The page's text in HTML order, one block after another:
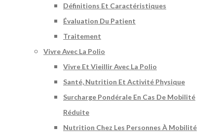
Définitions Et Caractéristiques
Évaluation Du Patient
Traitement
Vivre Avec La Polio
Vivre Et Vieillir Avec La Polio
Santé, Nutrition Et Activité Physique
Surcharge Pondérale En Cas De Mobilité
Réduite
Nutrition Chez Les Personnes À Mobilité